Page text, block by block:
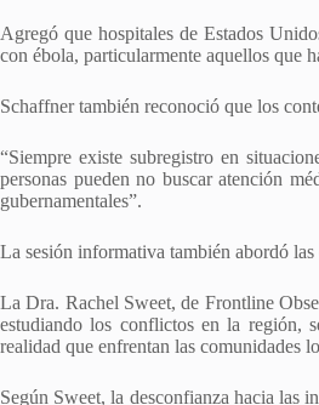
Agregó que hospitales de Estados
con ébola, particularmente aquellos que
Schaffner también reconoció que los
“Siempre existe subregistro en
personas pueden no buscar atención
gubernamentales”.
La sesión informativa también abordó
La Dra. Rachel Sweet, de Frontline
estudiando los conflictos en la región,
realidad que enfrentan las comunidades
Según Sweet, la desconfianza hacia las